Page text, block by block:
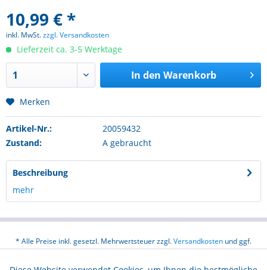
10,99 € *
inkl. MwSt.zzgl. Versandkosten
Lieferzeit ca. 3-5 Werktage
In den Warenkorb
Merken
Artikel-Nr.:
20059432
Zustand:
A gebraucht
Beschreibung
mehr
* Alle Preise inkl. gesetzl. Mehrwertsteuer zzgl.Versandkosten und ggf.